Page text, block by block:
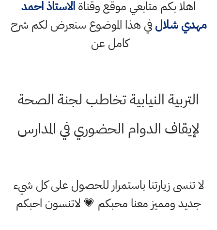
اهلا بكم متابعي موقع وقناةالاستاذ احمد
مهدي شلالفي هذا الموضوع سنعرض لكم شرح
كامل عن
التربية النيابية تخاطب لجنة الصحة
لإيقاف الدوام الحضوري في المدارس
لا تنسى زيارتنا باستمرار للحصول على كل شيء
جديد ومميز معنا محبكم 💗 لاتنسون احبكم